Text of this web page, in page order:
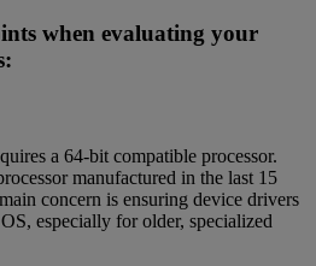
when evaluating your
a 64-bit compatible processor.
manufactured in the last 15
concern is ensuring device drivers
especially for older, specialized